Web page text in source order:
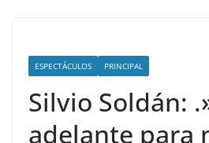
ESPECTÁCULOS PRINCIPAL
Silvio Soldán:
adelante para